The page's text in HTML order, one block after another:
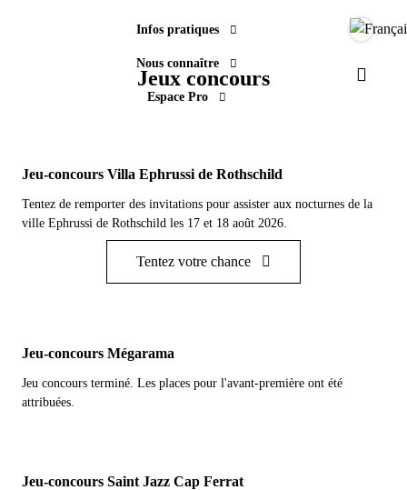
Infos pratiques
Nous connaître
Espace Pro
Jeux concours
Jeu-concours Villa Ephrussi de Rothschild
Tentez de remporter des invitations pour assister aux nocturnes de la
ville Ephrussi de Rothschild les 17 et 18 août 2026.
Tentez votre chance
Jeu-concours Mégarama
Jeu concours terminé. Les places pour l'avant-première ont été
attribuées.
Jeu-concours Saint Jazz Cap Ferrat